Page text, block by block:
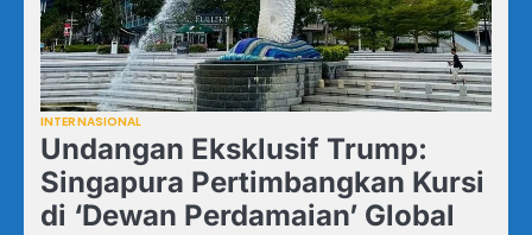
INTERNASIONAL
Undangan Eksklusif Trump:
Singapura Pertimbangkan Kursi
di ‘Dewan Perdamaian’ Global